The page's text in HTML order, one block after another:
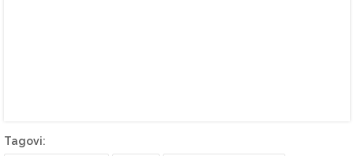
Tagovi: